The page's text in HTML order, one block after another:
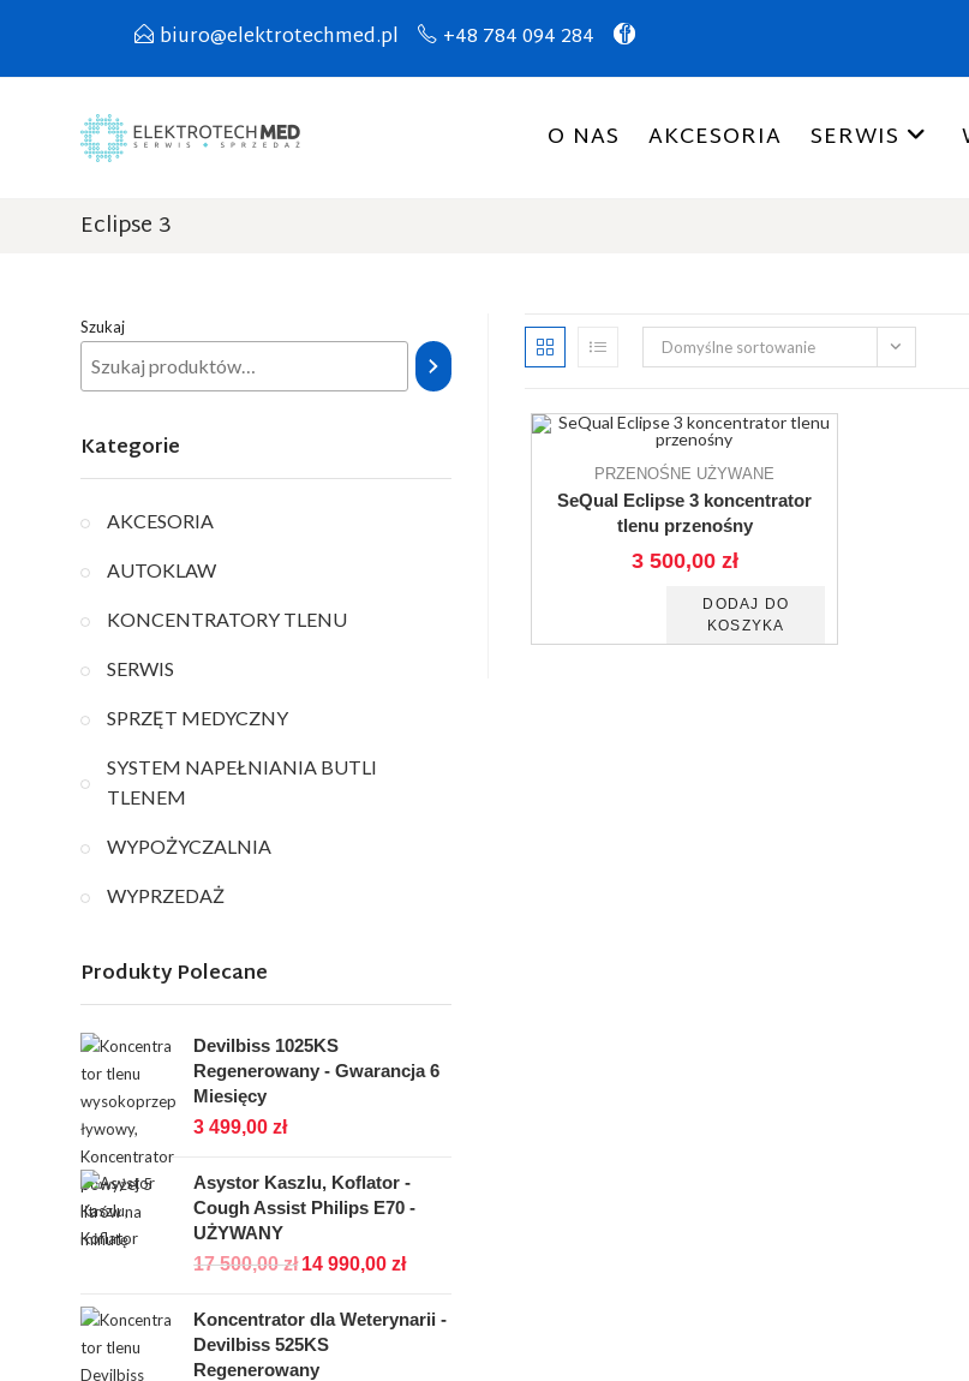
biuro@elektrotechmed.pl +48 784 094 284
O NAS AKCESORIA SERWIS
Eclipse 3
Domyślne sortowanie
PRZENOŚNE UŻYWANE
SeQual Eclipse 3 koncentrator
tlenu przenośny
3 500,00 zł
DODAJ DO
KOSZYKA
Szukaj
Kategorie
AKCESORIA
AUTOKLAW
KONCENTRATORY TLENU
SERWIS
SPRZĘT MEDYCZNY
SYSTEM NAPEŁNIANIA BUTLI
TLENEM
WYPOŻYCZALNIA
WYPRZEDAŻ
Produkty Polecane
Devilbiss 1025KS
Regenerowany - Gwarancja 6
Miesięcy
3 499,00zł
Asystor Kaszlu, Koflator -
Cough Assist Philips E70 -
UŻYWANY
17 500,00zł 14 990,00zł
Koncentrator dla Weterynarii -
Devilbiss 525KS
Regenerowany